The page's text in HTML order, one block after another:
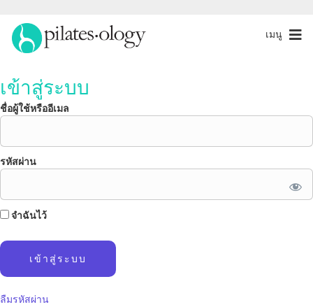
เมนู
เข้าสู่ระบบ
ชื่อผู้ใช้หรืออีเมล
รหัสผ่าน
จำฉันไว้
ลืมรหัสผ่าน